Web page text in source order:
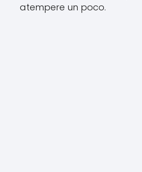
atempere un poco.